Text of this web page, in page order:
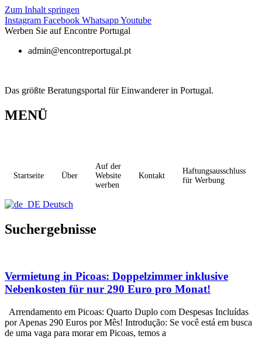
Zum Inhalt springen
Instagram Facebook WhatsappYoutube
Werben Sie auf Encontre Portugal
admin@encontreportugal.pt
Das größte Beratungsportal für Einwanderer in Portugal.
MENÜ
Startseite Über
Auf der
Website
werben
Kontakt
Haftungsausschluss
für Werbung
Deutsch
Suchergebnisse
Vermietung in Picoas: Doppelzimmer inklusive
Nebenkosten für nur 290 Euro pro Monat!
Arrendamento em Picoas: Quarto Duplo com Despesas Incluídas
por Apenas 290 Euros por Mês! Introdução: Se você está em busca
de uma vaga para morar em Picoas, temos a